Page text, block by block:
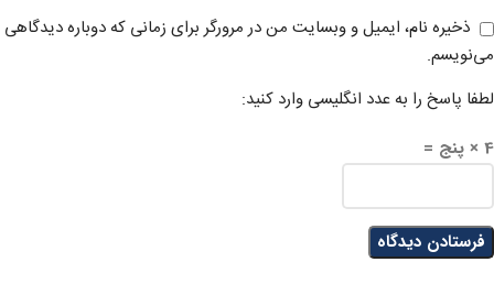
ذخیره نام، ایمیل و وبسایت من در مرورگر برای زمانی که دوباره دیدگاهی
می‌نویسم.
لطفا پاسخ را به عدد انگلیسی وارد کنید:
4 × پنج =